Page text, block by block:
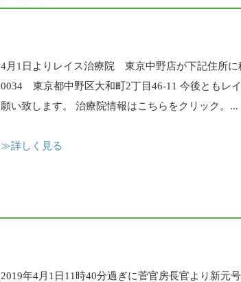
4月1日よりレイス治療院 東京中野店が下記住所に
0034 東京都中野区大和町2丁目46-11 今後ともレ
願い致します。 治療院情報はこちらをクリック。...
≫詳しく見る
2019年4月1日11時40分過ぎに菅官房長官より新元